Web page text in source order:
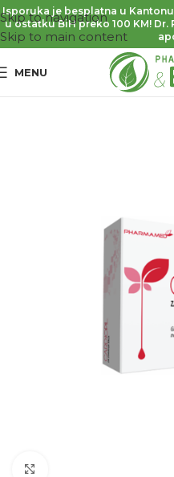
Skip to navigation
Skip to main content
Isporuka je besplatna u
u ostatku BiH preko 100 KM!
MENU